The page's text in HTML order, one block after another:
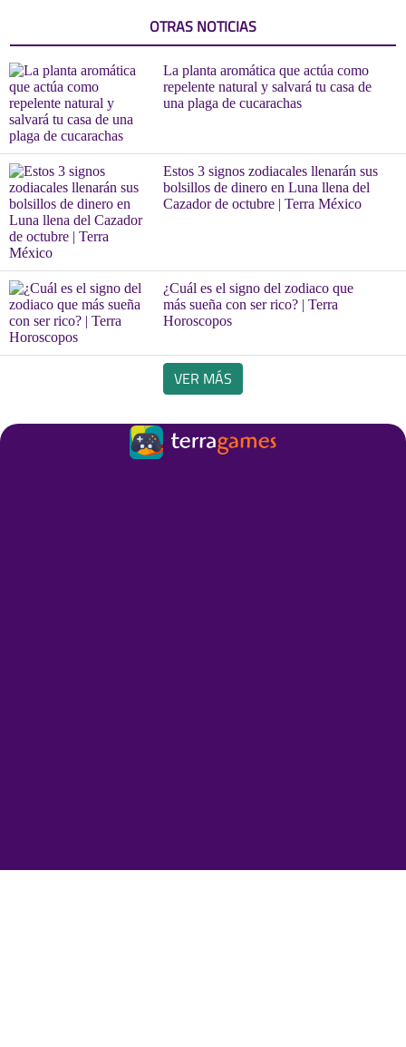
OTRAS NOTICIAS
La planta aromática que actúa como
repelente natural y salvará tu casa de
una plaga de cucarachas
Estos 3 signos zodiacales llenarán sus
bolsillos de dinero en Luna llena del
Cazador de octubre | Terra México
¿Cuál es el signo del zodiaco que
más sueña con ser rico? | Terra
Horoscopos
VER MÁS